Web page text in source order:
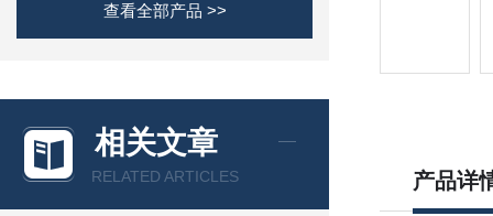
查看全部产品 >>
相关文章
RELATED ARTICLES 产品详